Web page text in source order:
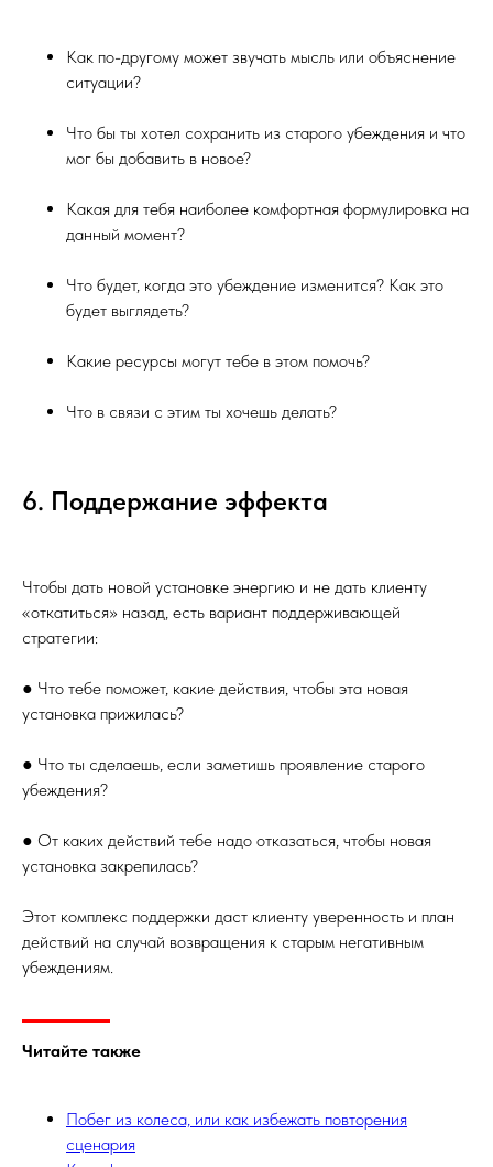
Как по-другому может звучать мысль или объяснение
ситуации?
Что бы ты хотел сохранить из старого убеждения и что
мог бы добавить в новое?
Какая для тебя наиболее комфортная формулировка на
данный момент?
Что будет, когда это убеждение изменится? Как это
будет выглядеть?
Какие ресурсы могут тебе в этом помочь?
Что в связи с этим ты хочешь делать?
6. Поддержание эффекта
Чтобы дать новой установке энергию и не дать клиенту
«откатиться» назад, есть вариант поддерживающей
стратегии:
● Что тебе поможет, какие действия, чтобы эта новая
установка прижилась?
● Что ты сделаешь, если заметишь проявление старого
убеждения?
● От каких действий тебе надо отказаться, чтобы новая
установка закрепилась?
Этот комплекс поддержки даст клиенту уверенность и план
действий на случай возвращения к старым негативным
убеждениям.
Читайте также
Побег из колеса, или как избежать повторения
сценария